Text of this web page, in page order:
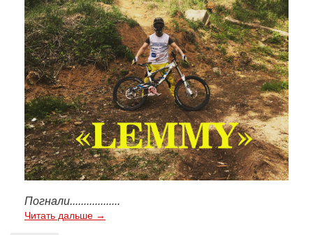
Погнали..................
Читать дальше →